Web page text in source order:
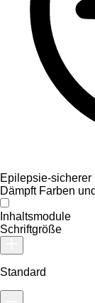
Epilepsie-sicherer
Dämpft Farben
Inhaltsmodule
Schriftgröße
Standard